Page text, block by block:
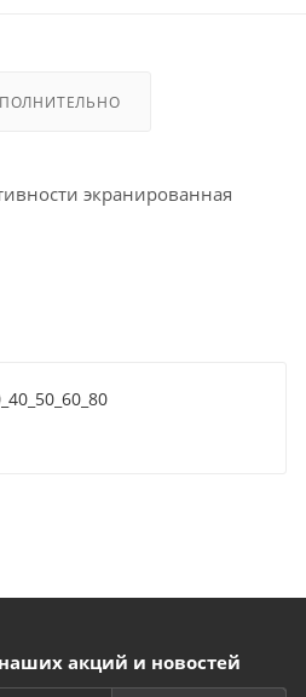
экранированная
акций и новостей